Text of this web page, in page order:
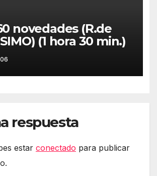
novedades (R.de
(1 hora 30 min.)
respuesta
estar conectado para publicar